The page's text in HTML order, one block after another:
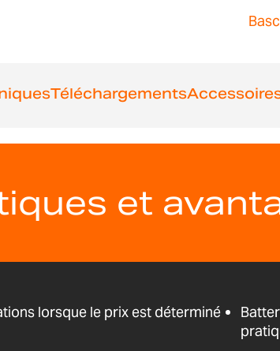
Téléchargements
et
lorsque le prix est déterminé